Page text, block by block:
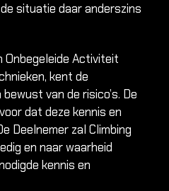
situatie daar anderszins
Onbegeleide Activiteit
kent de
van de risico’s. De
dat deze kennis en
Deelnemer zal Climbing
en naar waarheid
kennis en